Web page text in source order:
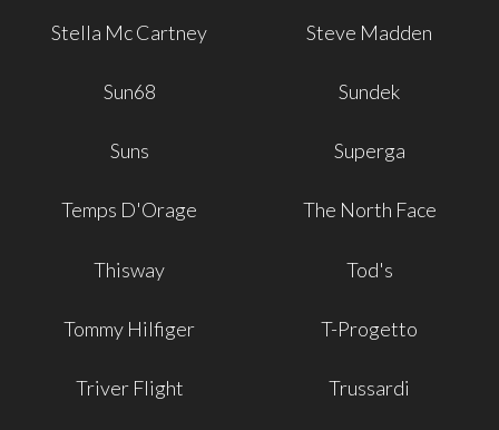
Stella Mc Cartney Steve Madden
Sun68 Sundek
Suns Superga
Temps D'Orage The North Face
Thisway Tod's
Tommy Hilfiger T-Progetto
Triver Flight Trussardi